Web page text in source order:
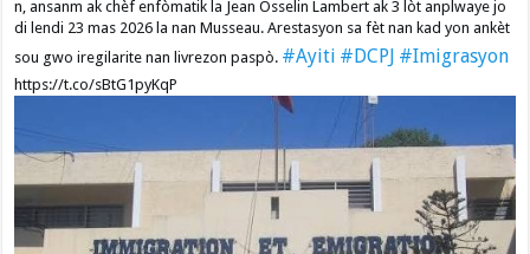
n, ansanm ak chèf enfòmatik la Jean Osselin Lambert ak 3 lòt anplwaye jo
di lendi 23 mas 2026 la nan Musseau. Arestasyon sa fèt nan kad yon ankèt
sou gwo iregilarite nan livrezon paspò. #Ayiti #DCPJ #Imigrasyon
https://t.co/sBtG1pyKqP